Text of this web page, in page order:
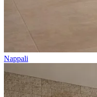
Nappali